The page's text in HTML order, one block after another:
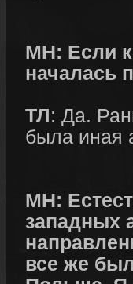
МН: Если
началась
ТЛ: Да.
была иная
МН:
западных
все же